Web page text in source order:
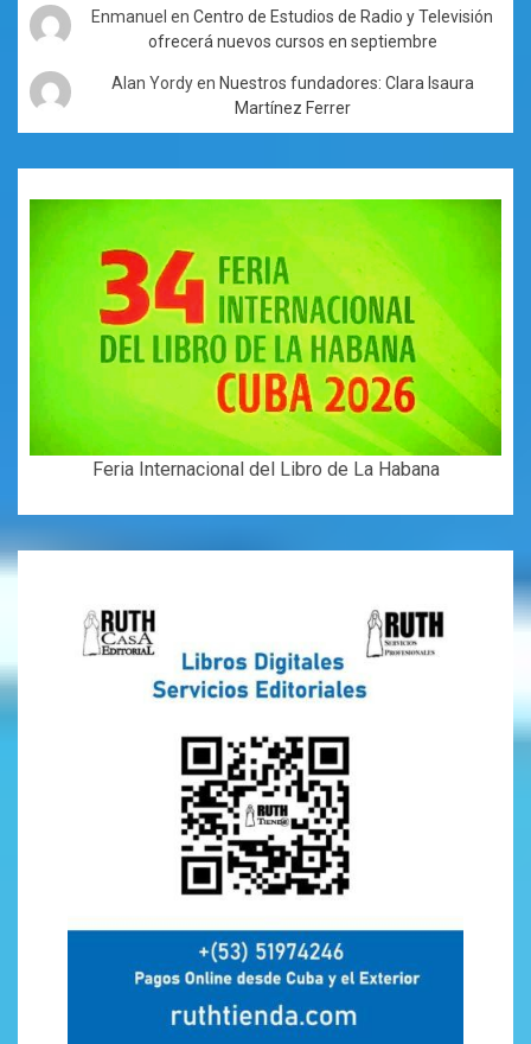
Enmanuel enCentro de Estudios de Radio y Televisión
ofrecerá nuevos cursos en septiembre
Alan Yordyen Nuestros fundadores: Clara Isaura
Martínez Ferrer
Feria Internacional del Libro de La Habana